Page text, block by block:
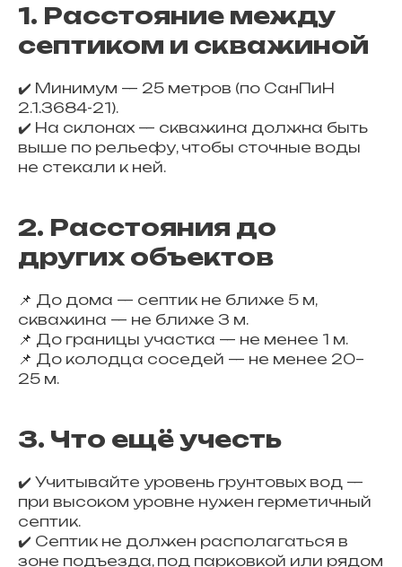
1. Расстояние между
септиком и скважиной
✔️ Минимум — 25 метров (по СанПиН
2.1.3684-21).
✔️ На склонах — скважина должна быть
выше по рельефу, чтобы сточные воды
не стекали к ней.
2. Расстояния до
других объектов
📌 До дома — септик не ближе 5 м,
скважина — не ближе 3 м.
📌 До границы участка — не менее 1 м.
📌 До колодца соседей — не менее 20–
25 м.
3. Что ещё учесть
✔️ Учитывайте уровень грунтовых вод —
при высоком уровне нужен герметичный
септик.
✔️ Септик не должен располагаться в
зоне подъезда, под парковкой или рядом